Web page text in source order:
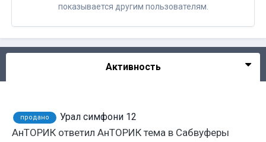
показывается другим пользователям.
Активность
продано Урал симфони 12
АнТОРИК ответил АнТОРИК тема в Сабвуферы